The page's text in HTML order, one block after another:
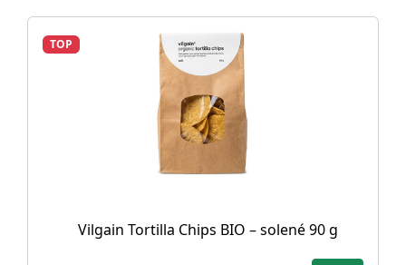
TOP
Vilgain Tortilla Chips BIO – solené 90 g